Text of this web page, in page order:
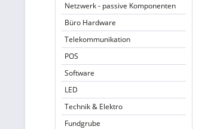
Netzwerk - passive Komponenten
Büro Hardware
Telekommunikation
POS
Software
LED
Technik & Elektro
Fundgrube